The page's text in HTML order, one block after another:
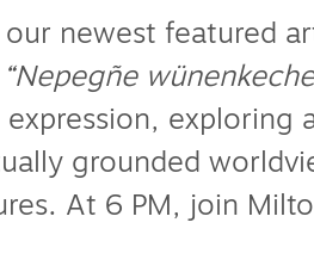
newest featured
“Nepegñe
exploring
grounded
At 6 PM, join